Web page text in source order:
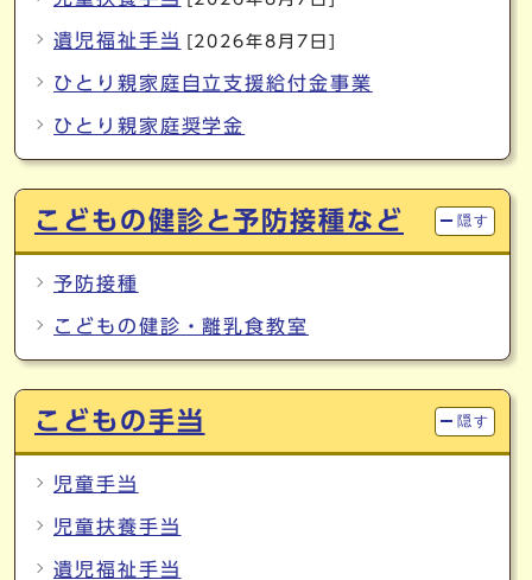
遺児福祉手当 [2026年8月7日]
ひとり親家庭自立支援給付金事業
ひとり親家庭奨学金
こどもの健診と予防接種など 隠す
予防接種
こどもの健診・離乳食教室
こどもの手当 隠す
児童手当
児童扶養手当
遺児福祉手当